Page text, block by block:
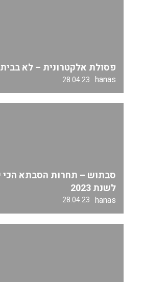
פסולת אלקטרונית – לא
hanas
28.04.23
סבתוש – תחרות הסבתא הכי
לשנת 2023
hanas
28.04.23